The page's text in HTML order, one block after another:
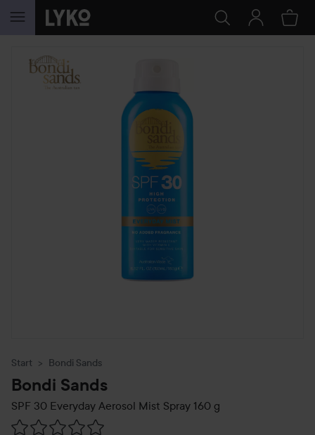
HOPPA TILL INNEHÅLLET
Start Bondi Sands
Bondi Sands
SPF 30 Everyday Aerosol Mist Spray 160 g
Hoppa till Betyg & kommentarer